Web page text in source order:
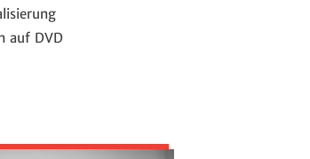
auf DVD